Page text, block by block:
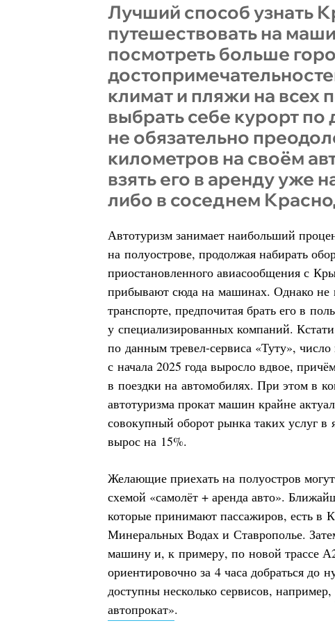
Лучший способ узнать
путешествовать на
посмотреть больше
климат и пляжи на всех
выбрать себе курорт по
не обязательно
километров на своём
взять его в аренду уже
либо в соседнем
Автотуризм занимает наибольший
на полуострове, продолжая набирать
приостановленного авиасообщения с
прибывают сюда на машинах. Однако не
транспорте, предпочитая брать его в
у специализированных компаний.
по данным тревел-сервиса «Туту»,
с начала 2025 года выросло вдвое,
в поездки на автомобилях. При этом в
автотуризма прокат машин крайне
совокупный оборот рынка таких услуг в
вырос на 15%.
Желающие приехать на полуостров могут
схемой «самолёт + аренда авто».
которые принимают пассажиров, есть в
Минеральных Водах и Ставрополье.
машину и, к примеру, по новой трассе
ориентировочно за 4 часа добраться до
доступны несколько сервисов, например,
автопрокат».